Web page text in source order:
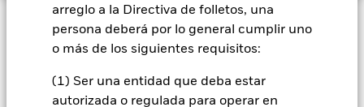
arreglo a la Directiva de folletos, una
persona deberá por lo general cumplir uno
o más de los siguientes requisitos:
(1) Ser una entidad que deba estar
autorizada o regulada para operar en
Filosofía de inversión
El Fondo Asian Tiger Bond busca maximizar los beneficios
activos globales en los valores transferibles de renta fija de
emisores domiciliados en, o que ejercen la parte